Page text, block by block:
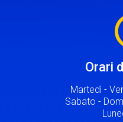
Orari
Martedì -
Sabato -